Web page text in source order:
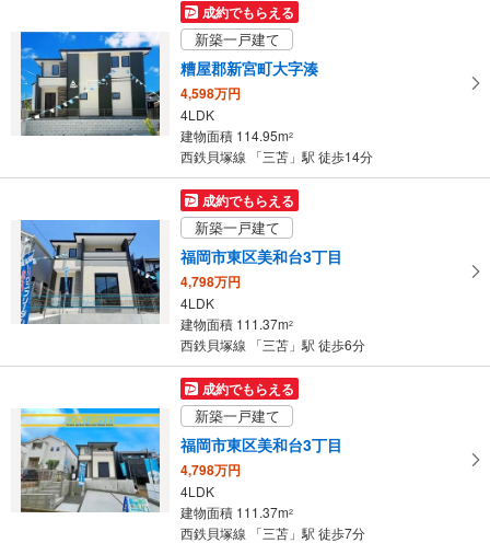
け
取
る
・
条
イ
ペ
ー
ジ
に
存
る
成約でもらえる
新築一戸建て
糟屋郡新宮町大字湊
4,598万円
4LDK
建物面積 114.95m2
西鉄貝塚線 「三苫」駅 徒歩14分
成約でもらえる
新築一戸建て
福岡市東区美和台3丁目
4,798万円
4LDK
建物面積 111.37m2
西鉄貝塚線 「三苫」駅 徒歩6分
成約でもらえる
新築一戸建て
福岡市東区美和台3丁目
4,798万円
4LDK
建物面積 111.37m2
西鉄貝塚線 「三苫」駅 徒歩7分